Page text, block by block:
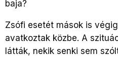
baja?
Zsófi esetét mások is
avatkoztak közbe. A
látták, nekik senki sem